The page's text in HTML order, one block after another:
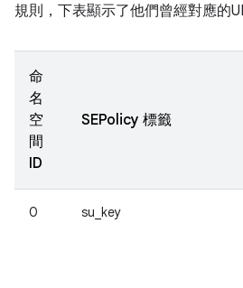
規則，下表顯示了他們曾經對應的
命
名
空
間
ID
SEPolicy 標籤
0 su_key